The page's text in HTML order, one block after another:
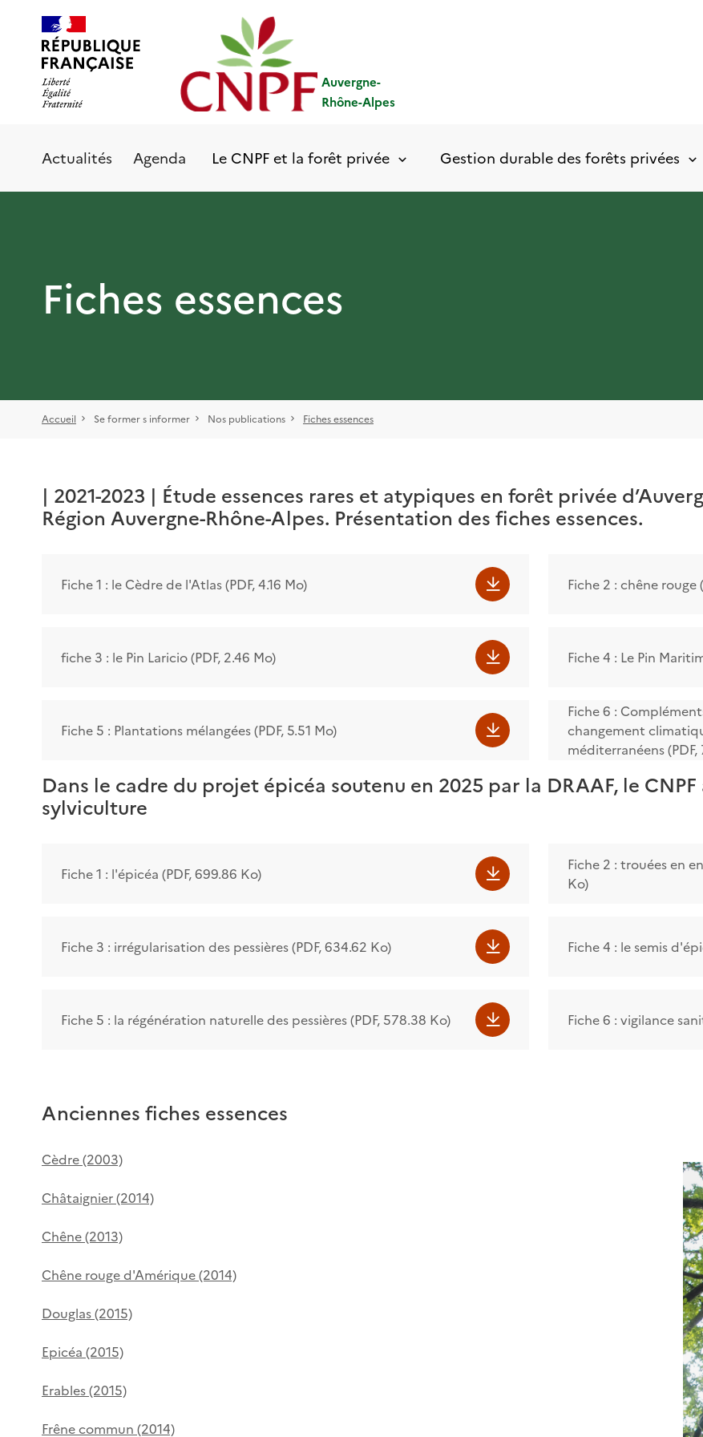
contenu
principal
Auvergne-
Rhône-Alpes
Actualités Agenda Le CNPF et la forêt privée Gestion durable des forêts privées
Fiches essences
Accueil Se former s informer Nos publications Fiches essences
| 2021-2023 | Étude essences rares et atypiques en forêt privée
Région Auvergne-Rhône-Alpes. Présentation des fiches essences.
Fiche 1 : le Cèdre de l'Atlas (PDF, 4.16 Mo) Fiche 2 : chêne rouge
fiche 3 : le Pin Laricio (PDF, 2.46 Mo) Fiche 4 : Le Pin
Fiche 5 : Plantations mélangées (PDF, 5.51 Mo)
Fiche 6 :
changement
méditerranéens (PDF,
Dans le cadre du projet épicéa soutenu en 2025 par la DRAAF, le
sylviculture
Fiche 1 : l'épicéa (PDF, 699.86 Ko)
Fiche 2 : trouées en
Ko)
Fiche 3 : irrégularisation des pessières (PDF, 634.62 Ko) Fiche 4 : le semis
Fiche 5 : la régénération naturelle des pessières (PDF, 578.38 Ko) Fiche 6 : vigilance
Anciennes fiches essences
Cèdre (2003)
Châtaignier (2014)
Chêne (2013)
Chêne rouge d'Amérique (2014)
Douglas (2015)
Epicéa (2015)
Erables (2015)
Frêne commun (2014)